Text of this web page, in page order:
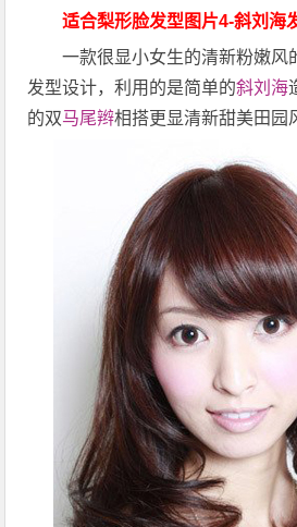
适合梨形脸发型图片4-斜刘海
一款很显小女生的清新粉嫩风
发型设计，利用的是简单的斜刘海
的双马尾辫相搭更显清新甜美田园